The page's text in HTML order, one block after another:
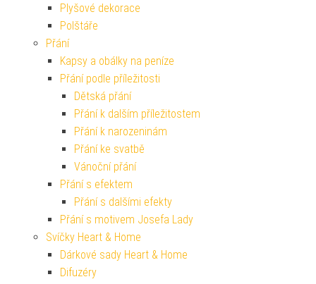
Plyšové dekorace
Polštáře
Přání
Kapsy a obálky na peníze
Přání podle příležitosti
Dětská přání
Přání k dalším příležitostem
Přání k narozeninám
Přání ke svatbě
Vánoční přání
Přání s efektem
Přání s dalšími efekty
Přání s motivem Josefa Lady
Svíčky Heart & Home
Dárkové sady Heart & Home
Difuzéry